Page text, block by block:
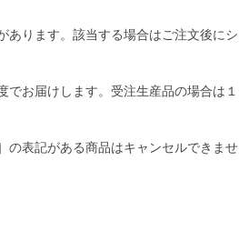
ります。該当する場合はご注文後にシ
お届けします。受注生産品の場合は
表記がある商品はキャンセルできませ